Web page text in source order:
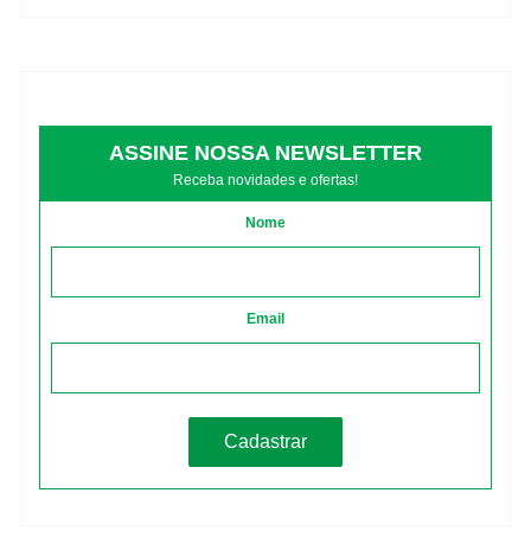
ASSINE NOSSA NEWSLETTER
Receba novidades e ofertas!
Nome
Email